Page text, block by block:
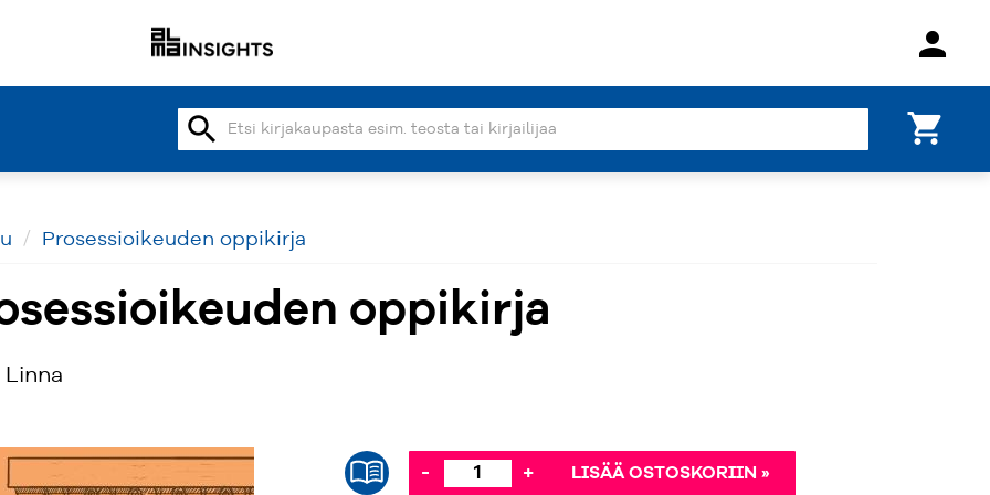
person
search shopping_cart
Prosessioikeuden oppikirja
oppikirja
Linna
- + LISÄÄ OSTOSKORIIN »